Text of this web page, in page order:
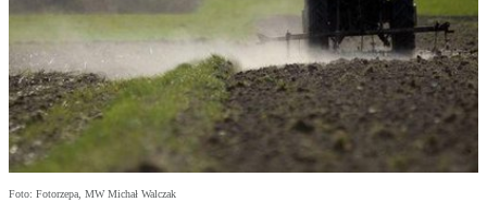
Foto: Fotorzepa, MW Michał Walczak